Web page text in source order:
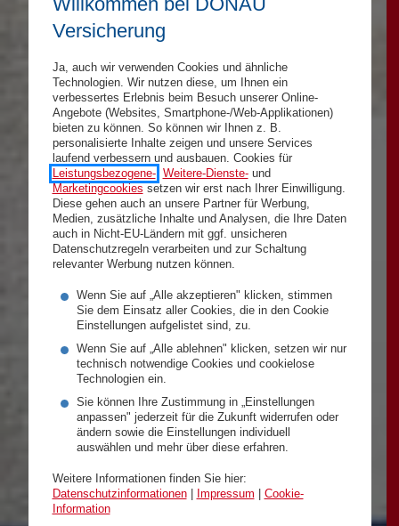
Versicherung
Ja, auch wir verwenden Cookies und ähnliche
Technologien. Wir nutzen diese, um Ihnen ein
verbessertes Erlebnis beim Besuch unserer Online-
Angebote (Websites, Smartphone-/Web-Applikationen)
bieten zu können. So können wir Ihnen z. B.
personalisierte Inhalte zeigen und unsere Services
laufend verbessern und ausbauen. Cookies für
Leistungsbezogene-, Weitere-Dienste-und
Marketingcookies setzen wir erst nach Ihrer Einwilligung.
Diese gehen auch an unsere Partner für Werbung,
Medien, zusätzliche Inhalte und Analysen, die Ihre Daten
auch in Nicht-EU-Ländern mit ggf. unsicheren
Datenschutzregeln verarbeiten und zur Schaltung
relevanter Werbung nutzen können.
Wenn Sie auf „Alle akzeptieren" klicken, stimmen
Sie dem Einsatz aller Cookies, die in den Cookie
Einstellungen aufgelistet sind, zu.
Wenn Sie auf „Alle ablehnen" klicken, setzen wir nur
technisch notwendige Cookies und cookielose
Technologien ein.
Sie können Ihre Zustimmung in „Einstellungen
anpassen" jederzeit für die Zukunft widerrufen oder
ändern sowie die Einstellungen individuell
auswählen und mehr über diese erfahren.
Weitere Informationen finden Sie hier:
Datenschutzinformationen| Impressum
Cookie-
Information